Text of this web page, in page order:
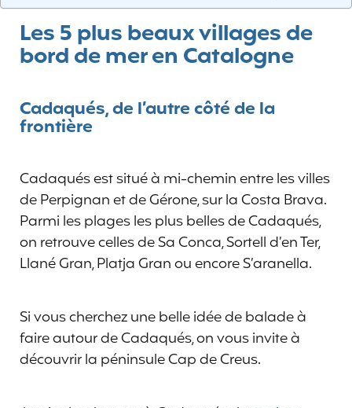
Les 5 plus beaux villages de
bord de mer en Catalogne
Cadaqués, de l’autre côté de la
frontière
Cadaqués est situé à mi-chemin entre les villes
de Perpignan et de Gérone, sur la Costa Brava.
Parmi les plages les plus belles de Cadaqués,
on retrouve celles de Sa Conca, Sortell d’en Ter,
Llané Gran, Platja Gran ou encore S’aranella.
Si vous cherchez une belle idée de balade à
faire autour de Cadaqués, on vous invite à
découvrir la péninsule Cap de Creus.